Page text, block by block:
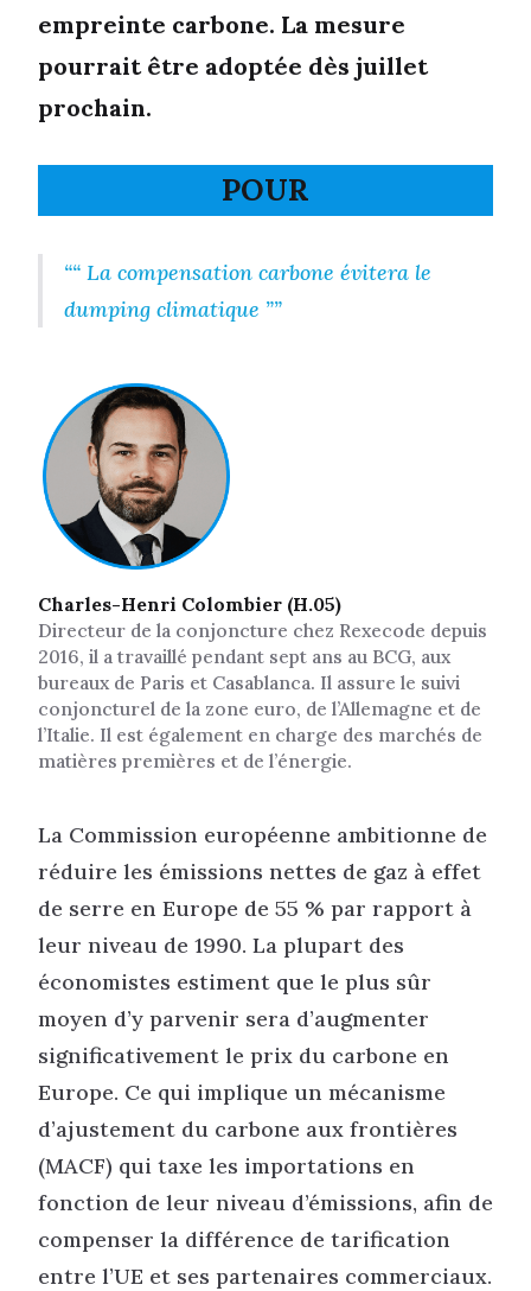
empreinte carbone. La mesure
pourrait être adoptée dès juillet
prochain.
POUR
“ La compensation carbone évitera le
dumping climatique ”
Charles-Henri Colombier (H.05)
Directeur de la conjoncture chez Rexecode depuis
2016, il a travaillé pendant sept ans au BCG, aux
bureaux de Paris et Casablanca. Il assure le suivi
conjoncturel de la zone euro, de l’Allemagne et de
l’Italie. Il est également en charge des marchés de
matières premières et de l’énergie.
La Commission européenne ambitionne de
réduire les émissions nettes de gaz à effet
de serre en Europe de 55 % par rapport à
leur niveau de 1990. La plupart des
économistes estiment que le plus sûr
moyen d’y parvenir sera d’augmenter
significativement le prix du carbone en
Europe. Ce qui implique un mécanisme
d’ajustement du carbone aux frontières
(MACF) qui taxe les importations en
fonction de leur niveau d’émissions, afin de
compenser la différence de tarification
entre l’UE et ses partenaires commerciaux.